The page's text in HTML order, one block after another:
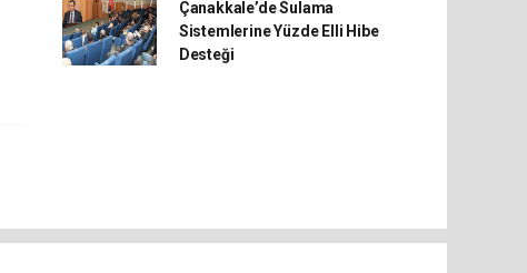
Çanakkale’de Sulama
Sistemlerine Yüzde Elli Hibe
Desteği